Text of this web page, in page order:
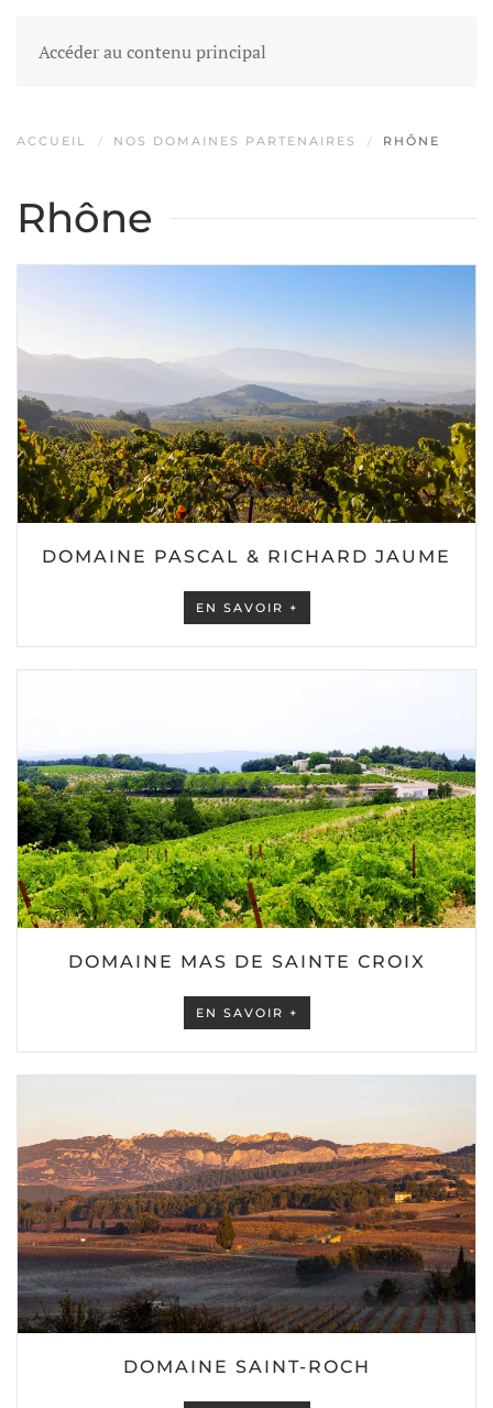
Accéder au contenu principal
ACCUEIL NOS DOMAINES PARTENAIRES RHÔNE
Rhône
DOMAINE PASCAL & RICHARD JAUME
EN SAVOIR +
DOMAINE MAS DE SAINTE CROIX
EN SAVOIR +
DOMAINE SAINT-ROCH